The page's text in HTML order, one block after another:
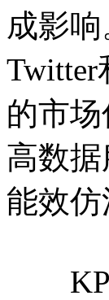
成影
的市
高数
能效
KPN